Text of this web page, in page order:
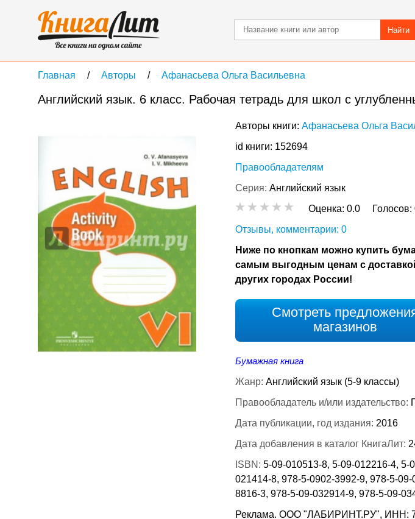
Найти
Главная Авторы Афанасьева Ольга Васильевна
Английский язык. 6 класс. Рабочая тетрадь для школ с
Авторы книги: Афанасьева Ольга
id книги: 152694
Правообладателям
Серия: Английский язык
Оценка: 0.0 Голосов:
Отзывы, комментарии: 0
Ниже по кнопкам можно купить
самым выгодным ценам с
других городах России!
Смотреть
магазинов
Бумажная книга
Жанр: Английский язык (5-9 классы)
Правообладатель и/или издательство:
Дата публикации, год издания: 2016
Дата добавления в каталог КнигаЛит:
ISBN: 5-09-010513-8, 5-09-012216-4, 5-
021414-8, 978-5-0902-3992-9, 978-5-
8816-3, 978-5-09-032914-9, 978-5-09-
Реклама. ООО "ЛАБИРИНТ.РУ", ИНН: